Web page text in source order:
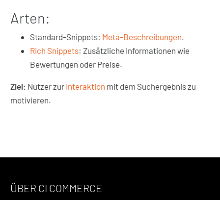
Arten:
Standard-Snippets: Meta-Beschreibungen.
Rich Snippets: Zusätzliche Informationen wie
Bewertungen oder Preise.
Ziel: Nutzer zur Interaktion mit dem Suchergebnis zu
motivieren.
ÜBER CI COMMERCE